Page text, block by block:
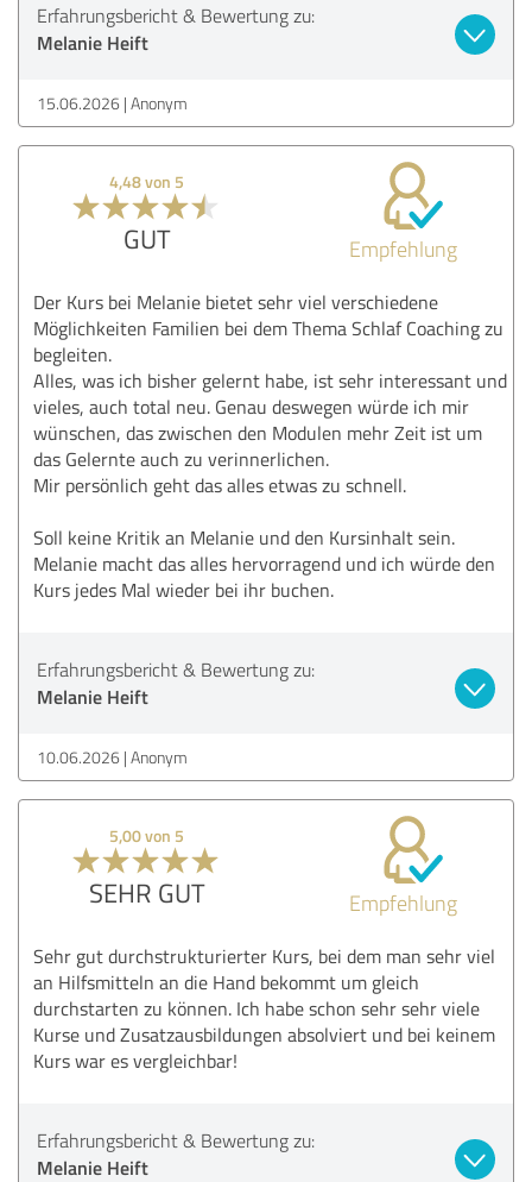
Erfahrungsbericht & Bewertung zu:
Melanie Heift
15.06.2026 Anonym
4,48 von 5
GUT Empfehlung
Der Kurs bei Melanie bietet sehr viel verschiedene
Möglichkeiten Familien bei dem Thema Schlaf Coaching zu
begleiten.
Alles, was ich bisher gelernt habe, ist sehr interessant und
vieles, auch total neu. Genau deswegen würde ich mir
wünschen, das zwischen den Modulen mehr Zeit ist um
das Gelernte auch zu verinnerlichen.
Mir persönlich geht das alles etwas zu schnell.
Soll keine Kritik an Melanie und den Kursinhalt sein.
Melanie macht das alles hervorragend und ich würde den
Kurs jedes Mal wieder bei ihr buchen.
Erfahrungsbericht & Bewertung zu:
Melanie Heift
10.06.2026 Anonym
5,00 von 5
SEHR GUT Empfehlung
Sehr gut durchstrukturierter Kurs, bei dem man sehr viel
an Hilfsmitteln an die Hand bekommt um gleich
durchstarten zu können. Ich habe schon sehr sehr viele
Kurse und Zusatzausbildungen absolviert und bei keinem
Kurs war es vergleichbar!
Erfahrungsbericht & Bewertung zu:
Melanie Heift